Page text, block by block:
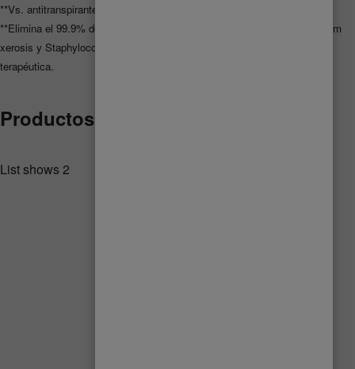
**Vs. antitranspirantes del mismo fabricante.
**Elimina el 99.9% de las bacterias. Bacterias probadas: Corynebacterium
xerosis y Staphylococcus epidermidis. Producto cosmético sin acción
terapéutica.
Productos relacionados
List shows2